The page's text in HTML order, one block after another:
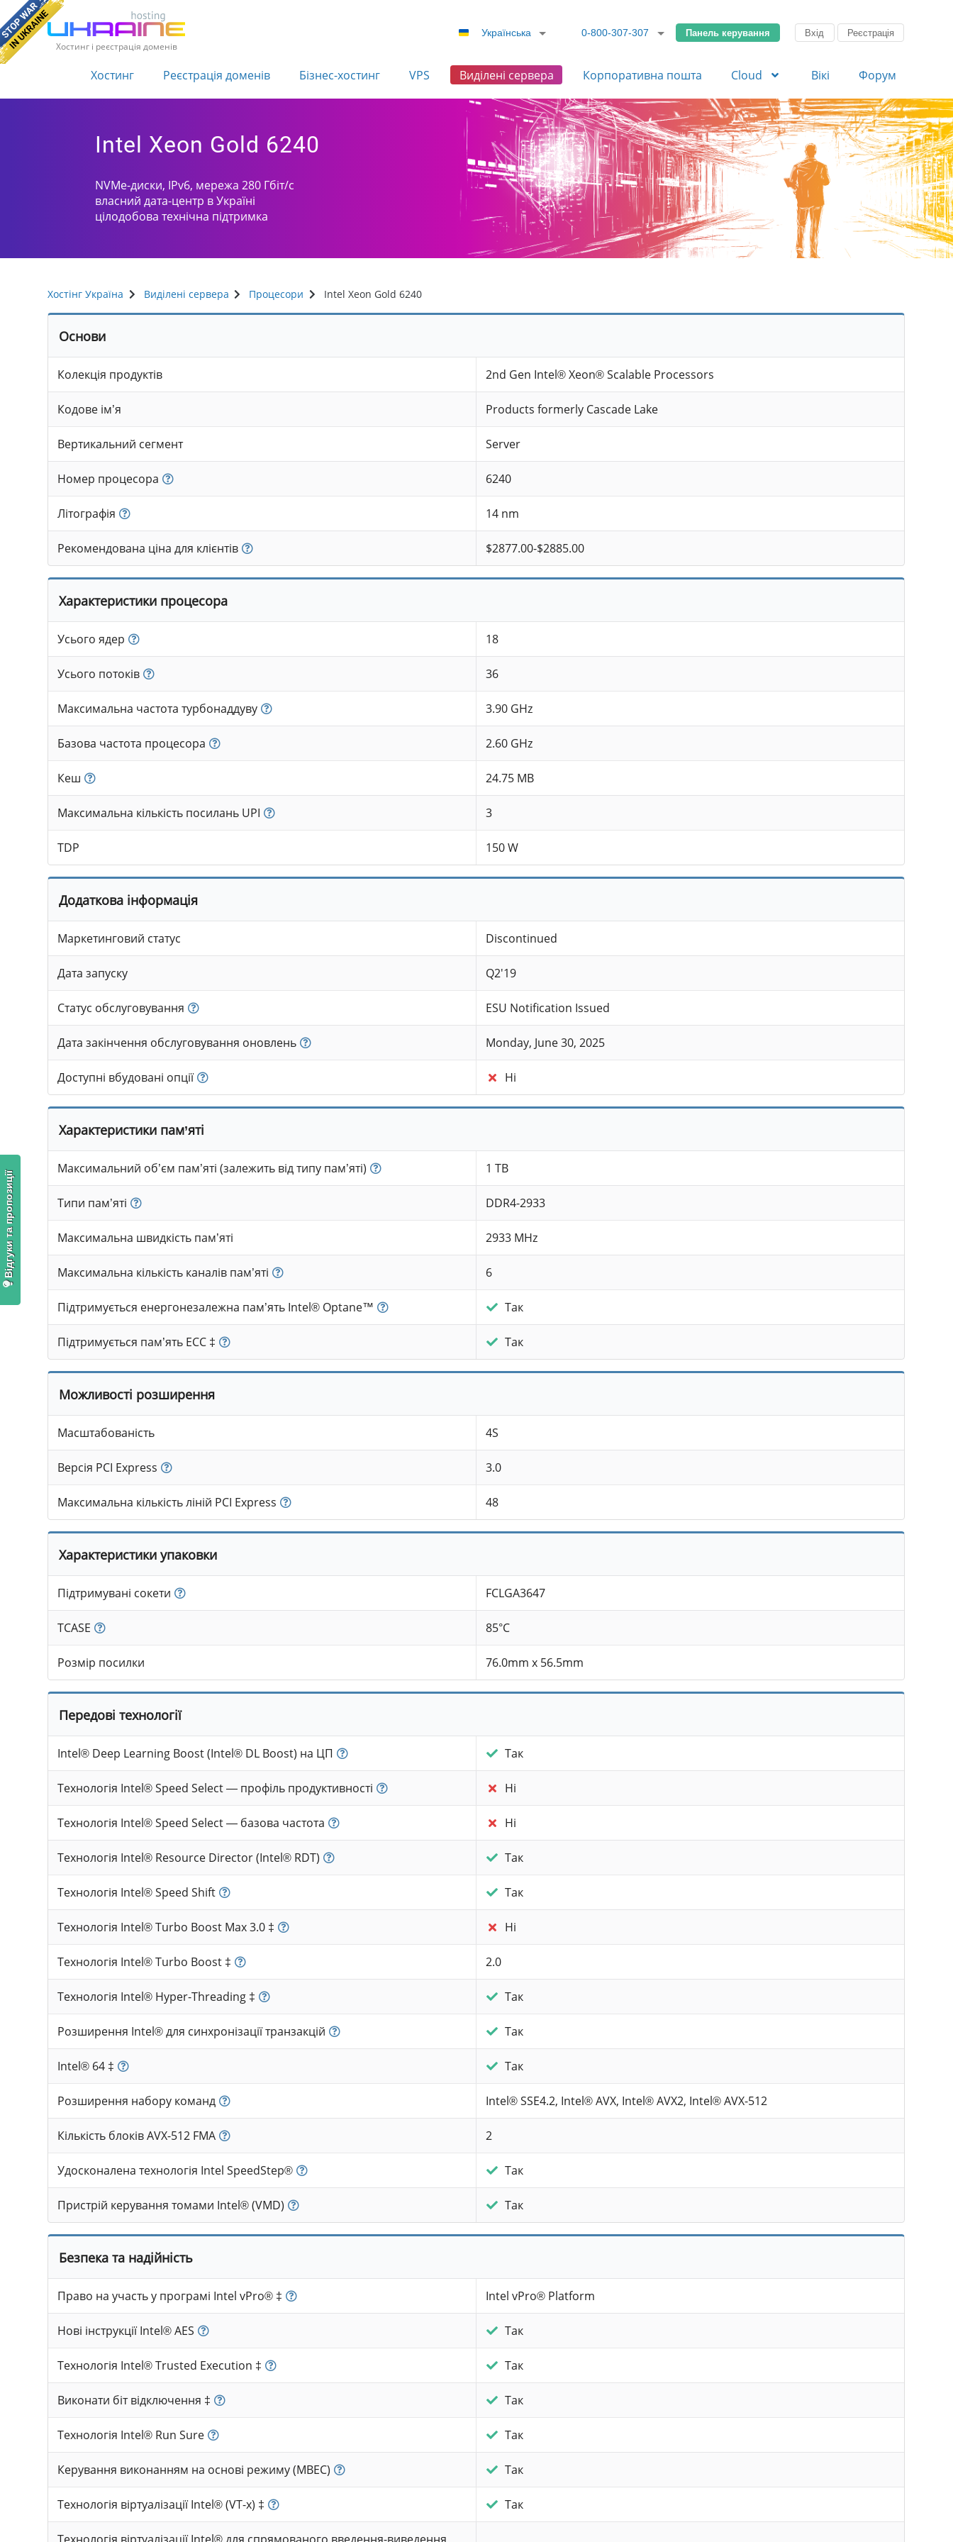
Хостинг і реєстрація доменів
Українська 0-800-307-307 Панель керування Вхід Реєстрація
Хостинг Реєстрація доменів Бізнес-хостинг VPS Виділені сервера Корпоративна пошта Cloud Вікі Форум
Intel Xeon Gold 6240
NVMe-диски, IPv6, мережа 280 Гбіт/с
власний дата-центр в Україні
цілодобова технічна підтримка
Хостінг Україна Виділені сервера Процесори Intel Xeon Gold 6240
Основи
Колекція продуктів 2nd Gen Intel® Xeon® Scalable Processors
Кодове ім’я Products formerly Cascade Lake
Вертикальний сегмент Server
Номер процесора 6240
Літографія 14 nm
Рекомендована ціна для клієнтів $2877.00-$2885.00
Характеристики процесора
Усього ядер 18
Усього потоків 36
Максимальна частота турбонаддуву 3.90 GHz
Базова частота процесора 2.60 GHz
Кеш 24.75 MB
Максимальна кількість посилань UPI 3
TDP 150 W
Додаткова інформація
Маркетинговий статус Discontinued
Дата запуску Q2'19
Статус обслуговування ESU Notification Issued
Дата закінчення обслуговування оновлень Monday, June 30, 2025
Доступні вбудовані опції Ні
Характеристики пам’яті
Максимальний об’єм пам’яті (залежить від типу пам’яті) 1 TB
Типи пам’яті DDR4-2933
Максимальна швидкість пам’яті 2933 MHz
Максимальна кількість каналів пам’яті 6
Підтримується енергонезалежна пам’ять Intel® Optane™ Так
Підтримується пам’ять ECC ‡ Так
Можливості розширення
Масштабованість 4S
Версія PCI Express 3.0
Максимальна кількість ліній PCI Express 48
Характеристики упаковки
Підтримувані сокети FCLGA3647
TCASE 85°C
Розмір посилки 76.0mm x 56.5mm
Передові технології
Intel® Deep Learning Boost (Intel® DL Boost) на ЦП Так
Технологія Intel® Speed Select — профіль продуктивності Ні
Технологія Intel® Speed Select — базова частота Ні
Технологія Intel® Resource Director (Intel® RDT) Так
Технологія Intel® Speed Shift Так
Технологія Intel® Turbo Boost Max 3.0 ‡ Ні
Технологія Intel® Turbo Boost ‡ 2.0
Технологія Intel® Hyper-Threading ‡ Так
Розширення Intel® для синхронізації транзакцій Так
Intel® 64 ‡ Так
Розширення набору команд Intel® SSE4.2, Intel® AVX, Intel® AVX2, Intel® AVX-512
Кількість блоків AVX-512 FMA 2
Удосконалена технологія Intel SpeedStep® Так
Пристрій керування томами Intel® (VMD) Так
Безпека та надійність
Право на участь у програмі Intel vPro® ‡ Intel vPro® Platform
Нові інструкції Intel® AES Так
Технологія Intel® Trusted Execution ‡ Так
Виконати біт відключення ‡ Так
Технологія Intel® Run Sure Так
Керування виконанням на основі режиму (MBEC) Так
Технологія віртуалізації Intel® (VT-x) ‡ Так
Відгуки та пропозиції